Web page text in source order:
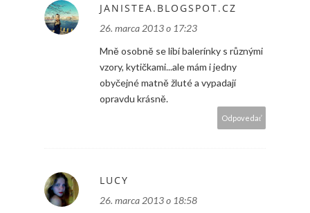
JANISTEA.BLOGSPOT.CZ
26. marca 2013 o 17:23
Mně osobně se líbí balerínky s různými
vzory, kytičkami...ale mám i jedny
obyčejné matně žluté a vypadají
opravdu krásně.
Odpovedať
LUCY
26. marca 2013 o 18:58